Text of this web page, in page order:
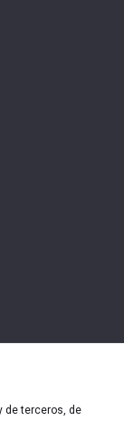
de terceros, de